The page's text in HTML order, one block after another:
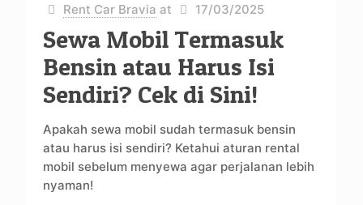
Rent Car Bravia at 17/03/2025
Sewa Mobil Termasuk
Bensin atau Harus Isi
Sendiri? Cek di Sini!
Apakah sewa mobil sudah termasuk bensin
atau harus isi sendiri? Ketahui aturan rental
mobil sebelum menyewa agar perjalanan lebih
nyaman!